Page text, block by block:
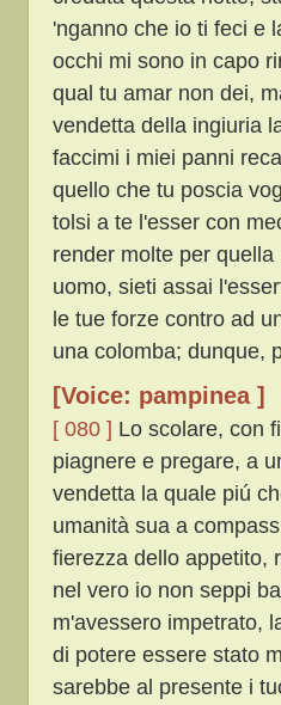
'nganno che io ti feci e
occhi mi sono in capo
qual tu amar non dei,
vendetta della ingiuria
faccimi i miei panni
quello che tu poscia
tolsi a te l'esser con
render molte per
uomo, sieti assai
le tue forze contro ad
una colomba; dunque,
[Voice: pampinea ]
[ 080 ] Lo scolare, con
piagnere e pregare, a
vendetta la quale piú
umanità sua a
fierezza dello appetito,
nel vero io non seppi
m'avessero impetrato,
di potere essere stato
sarebbe al presente i